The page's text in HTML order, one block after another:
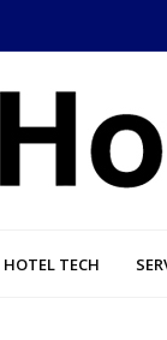
HOTEL TECH